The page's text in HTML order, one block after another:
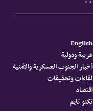
English
عربية ودولية
أخبار الجنوب العسكرية والأمنية
لقاءات وتحقيقات
اقتصاد
تكنو تايم